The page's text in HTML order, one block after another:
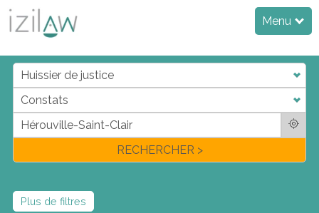
Menu
jdadi
fl
RECHERCHER >
Plus de filtres